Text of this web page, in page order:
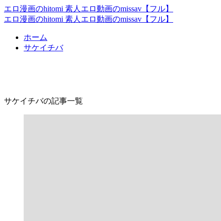
エロ漫画のhitomi 素人エロ動画のmissav【フル】
エロ漫画のhitomi 素人エロ動画のmissav【フル】
ホーム
サケイチバ
サケイチバの記事一覧